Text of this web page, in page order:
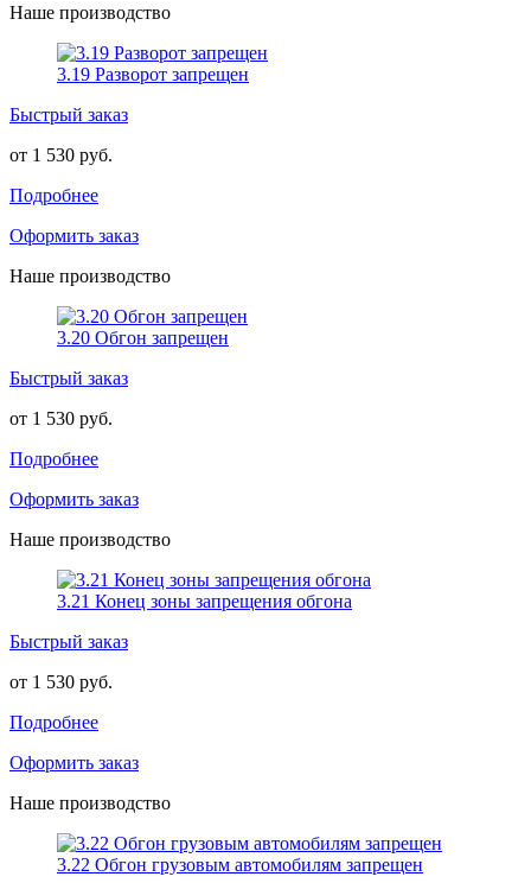
Наше производство
3.19 Разворот запрещен
Быстрый заказ
от 1 530 руб.
Подробнее
Оформить заказ
Наше производство
3.20 Обгон запрещен
Быстрый заказ
от 1 530 руб.
Подробнее
Оформить заказ
Наше производство
3.21 Конец зоны запрещения обгона
Быстрый заказ
от 1 530 руб.
Подробнее
Оформить заказ
Наше производство
3.22 Обгон грузовым автомобилям запрещен